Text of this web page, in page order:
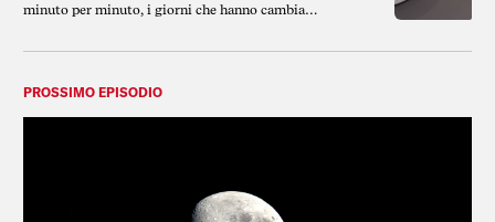
minuto per minuto, i giorni che hanno cambiato
PROSSIMO EPISODIO